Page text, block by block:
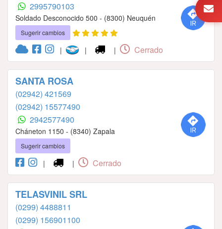
2995790103
Soldado Desconocido 500 - (8300) Neuquén
Sugerir cambios
| | | Cerrado
SANTA ROSA
(02942) 421569
(02942) 15577490
2942577490
Cháneton 1150 - (8340) Zapala
Sugerir cambios
| | Cerrado
TELASVINIL SRL
(0299) 4488811
(0299) 156901100